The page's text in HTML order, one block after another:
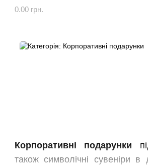
Корпоративні подарунки
також символічні сувеніри
0.00 грн.